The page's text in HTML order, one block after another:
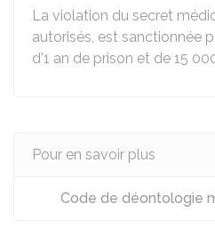
La violation du secret
autorisés, est sanctionnée
d'1 an de prison et de 15
Pour en savoir plus
Code de déontologie